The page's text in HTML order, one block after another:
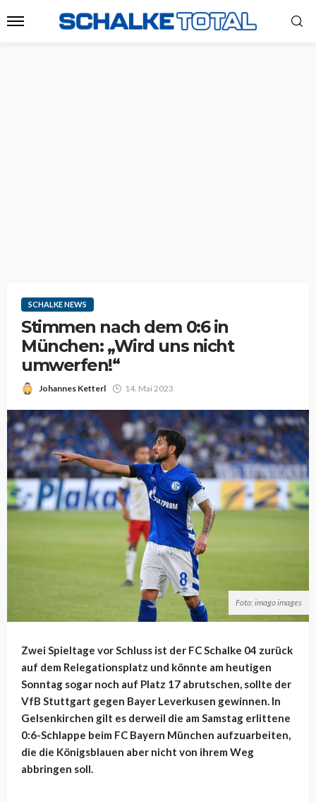
SCHALKE NEWS
Stimmen nach dem 0:6 in
München: „Wird uns nicht
umwerfen!“
Johannes Ketterl 14. Mai 2023
Foto: imago images
Zwei Spieltage vor Schluss ist der FC Schalke 04 zurück
auf dem Relegationsplatz und könnte am heutigen
Sonntag sogar noch auf Platz 17 abrutschen, sollte der
VfB Stuttgart gegen Bayer Leverkusen gewinnen. In
Gelsenkirchen gilt es derweil die am Samstag erlittene
0:6-Schlappe beim FC Bayern München aufzuarbeiten,
die die Königsblauen aber nicht von ihrem Weg
abbringen soll.